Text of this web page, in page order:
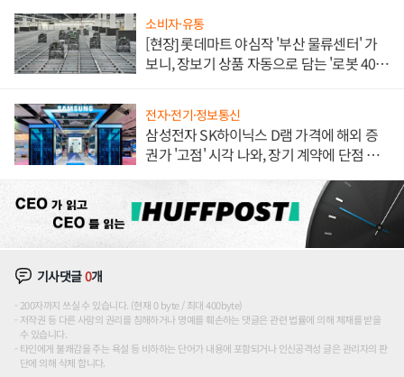
소비자·유통
[현장] 롯데마트 야심작 '부산 물류센터' 가
보니, 장보기 상품 자동으로 담는 '로봇 400
전자·전기·정보통신
삼성전자 SK하이닉스 D램 가격에 해외 증
권가 '고점' 시각 나와, 장기 계약에 단점 부
기사댓글0개
200자까지 쓰실 수 있습니다. (현재 0 byte / 최대 400byte)
저작권 등 다른 사람의 권리를 침해하거나 명예를 훼손하는 댓글은 관련 법률에 의해 제재를 받을
수 있습니다.
타인에게 불쾌감을 주는 욕설 등 비하하는 단어가 내용에 포함되거나 인신공격성 글은 관리자의 판
단에 의해 삭제 합니다.